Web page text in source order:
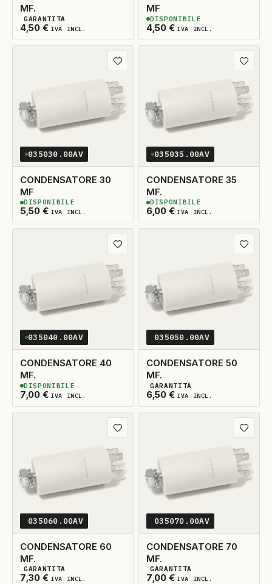
MF.
4,50 € IVA INCL.
2DISPONIBILI
GARANTITA
MF
4,50 € IVA INCL.
2DISPONIBILI
DISPONIBILE
Aggiungi ai preferiti
035030.00AV
CONDENSATORE 30
MF
5,50 € IVA INCL.
2DISPONIBILI
DISPONIBILE
035035.00AV
CONDENSATORE 35
MF.
6,00 € IVA INCL.
2DISPONIBILI
DISPONIBILE
Aggiungi ai preferiti
035040.00AV
CONDENSATORE 40
MF.
7,00 € IVA INCL.
2DISPONIBILI
DISPONIBILE
035050.00AV
CONDENSATORE 50
MF.
6,50 € IVA INCL.
2DISPONIBILI
GARANTITA
Aggiungi ai preferiti
035060.00AV
CONDENSATORE 60
MF.
7,30 € IVA INCL.
2DISPONIBILI
GARANTITA
035070.00AV
CONDENSATORE 70
MF.
7,00 € IVA INCL.
2DISPONIBILI
GARANTITA